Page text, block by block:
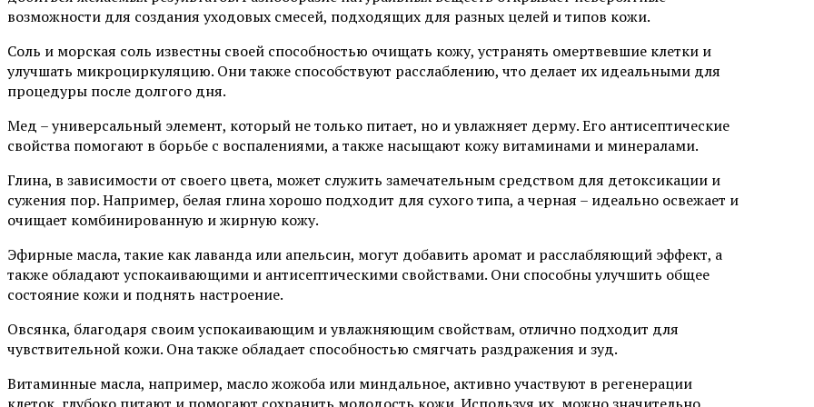
возможности для создания уходовых смесей, подходящих для разных целей и типов кожи.
Соль и морская соль известны своей способностью очищать кожу, устранять омертвевшие клетки и
улучшать микроциркуляцию. Они также способствуют расслаблению, что делает их идеальными для
процедуры после долгого дня.
Мед – универсальный элемент, который не только питает, но и увлажняет дерму. Его антисептические
свойства помогают в борьбе с воспалениями, а также насыщают кожу витаминами и минералами.
Глина, в зависимости от своего цвета, может служить замечательным средством для детоксикации и
сужения пор. Например, белая глина хорошо подходит для сухого типа, а черная – идеально освежает и
очищает комбинированную и жирную кожу.
Эфирные масла, такие как лаванда или апельсин, могут добавить аромат и расслабляющий эффект, а
также обладают успокаивающими и антисептическими свойствами. Они способны улучшить общее
состояние кожи и поднять настроение.
Овсянка, благодаря своим успокаивающим и увлажняющим свойствам, отлично подходит для
чувствительной кожи. Она также обладает способностью смягчать раздражения и зуд.
Витаминные масла, например, масло жожоба или миндальное, активно участвуют в регенерации
клеток, глубоко питают и помогают сохранить молодость кожи. Используя их, можно значительно